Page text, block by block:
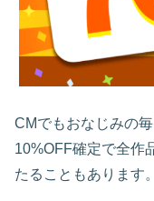
CMでもおなじみの
10%OFF確定で全作
たることもあります。